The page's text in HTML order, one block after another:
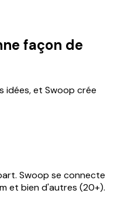
façon de
idées, et Swoop crée
Swoop se connecte
et bien d'autres (20+).